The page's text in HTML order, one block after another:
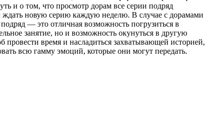
и о том, что просмотр дорам все серии подряд
ждать новую серию каждую неделю. В случае с дорамами
— это отличная возможность погрузиться в
занятие, но и возможность окунуться в другую
время и насладиться захватывающей историей,
всю гамму эмоций, которые они могут передать.